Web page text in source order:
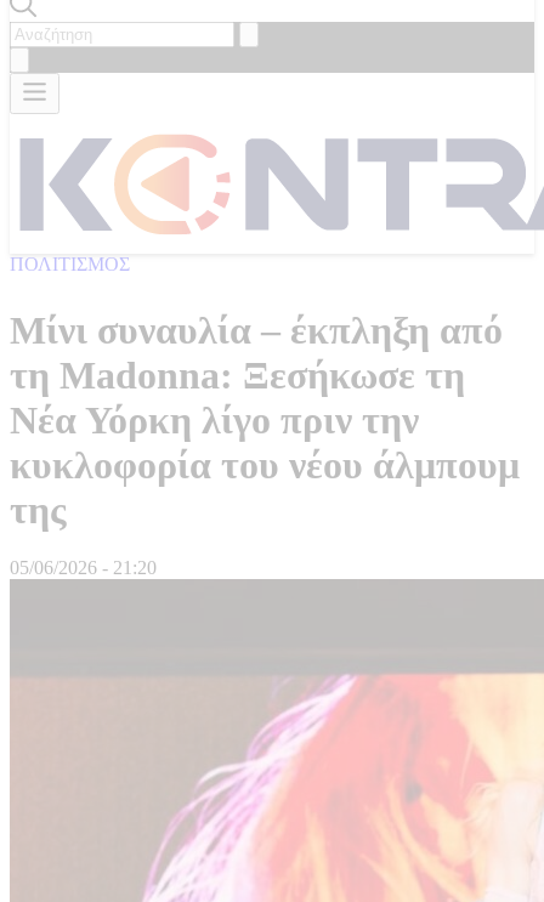
ΠΟΛΙΤΙΣΜΟΣ
Μίνι συναυλία – έκπληξη από
τη Madonna: Ξεσήκωσε τη
Νέα Υόρκη λίγο πριν την
κυκλοφορία του νέου άλμπουμ
της
05/06/2026 - 21:20